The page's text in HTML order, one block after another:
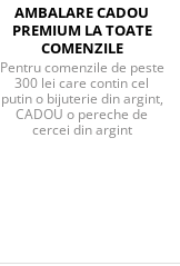
AMBALARE CADOU
PREMIUM LA TOATE
COMENZILE
Pentru comenzile de peste
300 lei care contin cel
putin o bijuterie din argint,
CADOU o pereche de
cercei din argint